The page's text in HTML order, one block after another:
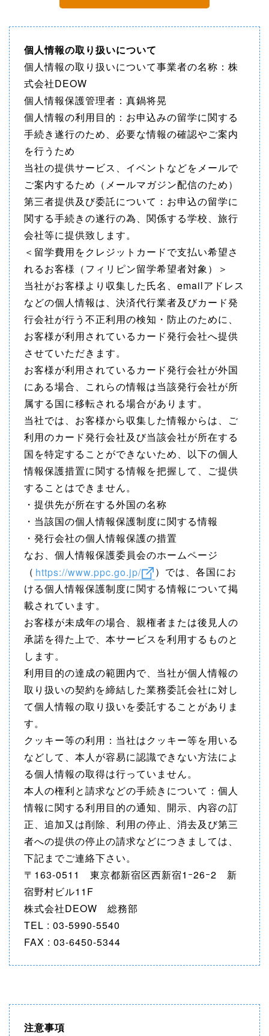
個人情報の取り扱いについて
個人情報の取り扱いについて事業者の名称：株
式会社DEOW
個人情報保護管理者：真鍋将晃
個人情報の利用目的：お申込みの留学に関する
手続き遂行のため、必要な情報の確認やご案内
を行うため
当社の提供サービス、イベントなどをメールで
ご案内するため（メールマガジン配信のため）
第三者提供及び委託について：お申込の留学に
関する手続きの遂行の為、関係する学校、旅行
会社等に提供致します。
＜留学費用をクレジットカードで支払い希望さ
れるお客様（フィリピン留学希望者対象）＞
当社がお客様より収集した氏名、emailアドレス
などの個人情報は、決済代行業者及びカード発
行会社が行う不正利用の検知・防止のために、
お客様が利用されているカード発行会社へ提供
させていただきます。
お客様が利用されているカード発行会社が外国
にある場合、これらの情報は当該発行会社が所
属する国に移転される場合があります。
当社では、お客様から収集した情報からは、ご
利用のカード発行会社及び当該会社が所在する
国を特定することができないため、以下の個人
情報保護措置に関する情報を把握して、ご提供
することはできません。
・提供先が所在する外国の名称
・当該国の個人情報保護制度に関する情報
・発行会社の個人情報保護の措置
なお、個人情報保護委員会のホームページ
（ https://www.ppc.go.jp/
）では、各国にお
ける個人情報保護制度に関する情報について掲
載されています。
お客様が未成年の場合、親権者または後見人の
承諾を得た上で、本サービスを利用するものと
します。
利用目的の達成の範囲内で、当社が個人情報の
取り扱いの契約を締結した業務委託会社に対し
て個人情報の取り扱いを委託することがありま
す。
クッキー等の利用：当社はクッキー等を用いる
などして、本人が容易に認識できない方法によ
る個人情報の取得は行っていません。
本人の権利と請求などの手続きについて：個人
情報に関する利用目的の通知、開示、内容の訂
正、追加又は削除、利用の停止、消去及び第三
者への提供の停止の請求などにつきましては、
下記までご連絡下さい。
〒163-0511 東京都新宿区西新宿1ｰ26ｰ2 新
宿野村ビル11F
株式会社DEOW 総務部
TEL : 03-5990-5540
FAX : 03-6450-5344
注意事項